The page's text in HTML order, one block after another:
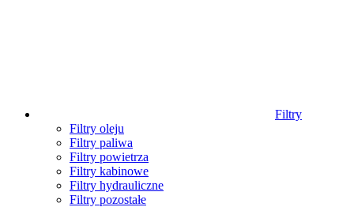
Filtry
Filtry oleju
Filtry paliwa
Filtry powietrza
Filtry kabinowe
Filtry hydrauliczne
Filtry pozostałe